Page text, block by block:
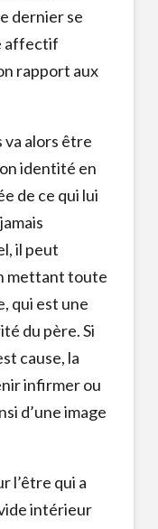
dernier se
affectif
rapport aux
va alors être
identité en
de ce qui lui
il peut
mettant toute
qui est une
du père. Si
cause, la
infirmer ou
d’une image
l’être qui a
intérieur